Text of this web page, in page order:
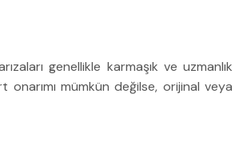
genellikle karmaşık ve uzmanlık
onarımı mümkün değilse, orijinal veya